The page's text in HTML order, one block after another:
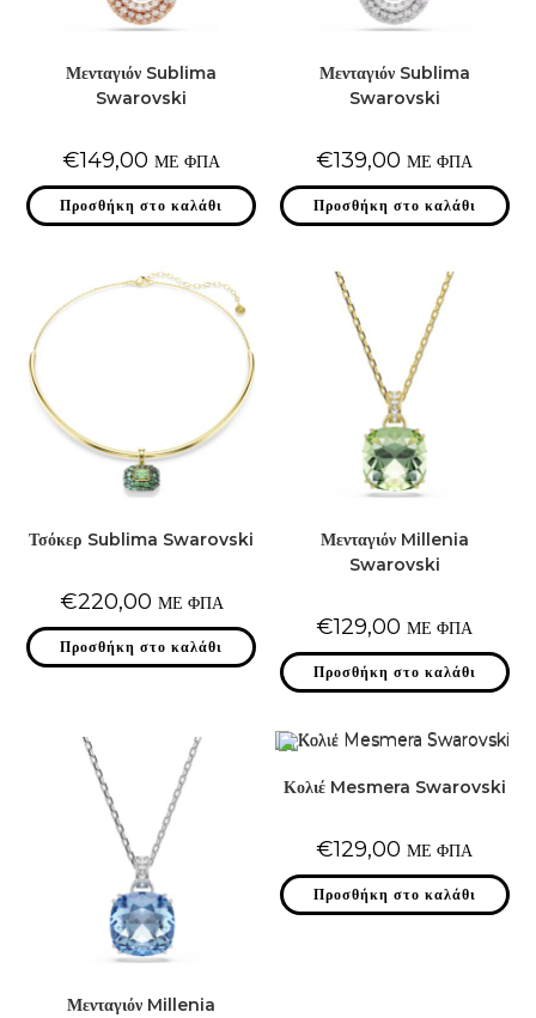
Μενταγιόν Sublima
Swarovski
€149,00 ΜΕ ΦΠΑ
Προσθήκη στο καλάθι
Μενταγιόν Sublima
Swarovski
€139,00 ΜΕ ΦΠΑ
Προσθήκη στο καλάθι
Τσόκερ Sublima Swarovski
€220,00 ΜΕ ΦΠΑ
Προσθήκη στο καλάθι
Μενταγιόν Millenia
Swarovski
€129,00 ΜΕ ΦΠΑ
Προσθήκη στο καλάθι
Μενταγιόν Millenia
Κολιέ Mesmera Swarovski
€129,00 ΜΕ ΦΠΑ
Προσθήκη στο καλάθι